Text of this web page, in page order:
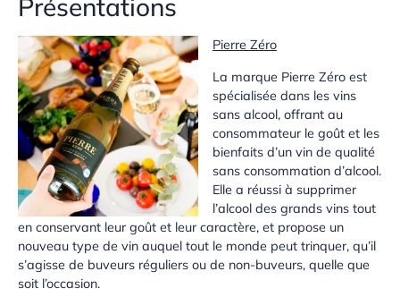
Présentations
Pierre Zéro
La marque Pierre Zéro est
spécialisée dans les vins
sans alcool, offrant au
consommateur le goût et les
bienfaits d’un vin de qualité
sans consommation d’alcool.
Elle a réussi à supprimer
l’alcool des grands vins tout
en conservant leur goût et leur caractère, et propose un
nouveau type de vin auquel tout le monde peut trinquer, qu’il
s’agisse de buveurs réguliers ou de non-buveurs, quelle que
soit l’occasion.